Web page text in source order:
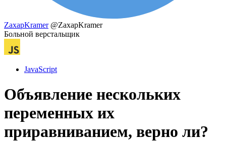
ZaxapKramer @ZaxapKramer
Больной верстальщик
JavaScript
Объявление нескольких
переменных их
приравниванием, верно ли?